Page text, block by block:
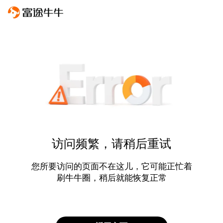
访问频繁，请稍后重试
您所要访问的页面不在这儿，它可能正忙着
刷牛牛圈，稍后就能恢复正常